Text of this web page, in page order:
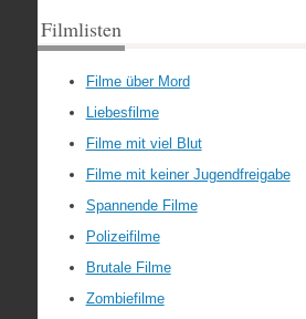
Filmlisten
Filme über Mord
Liebesfilme
Filme mit viel Blut
Filme mit keiner Jugendfreigabe
Spannende Filme
Polizeifilme
Brutale Filme
Zombiefilme